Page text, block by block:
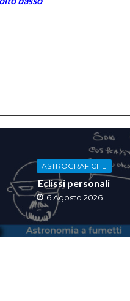
ASTROGRAFICHE
Eclissi personali
6 Agosto 2026